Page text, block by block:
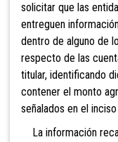
solicitar que las
entreguen
dentro de alguno de
respecto de las
titular, identificando
contener el monto
señalados en el
La información